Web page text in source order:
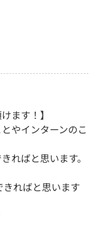
ます！】
やインターンのこ
ればと思います。
ればと思います